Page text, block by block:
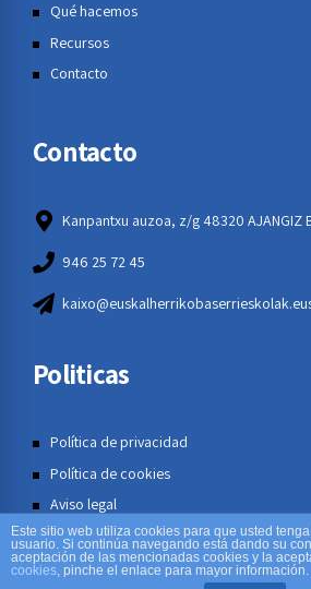
Qué hacemos
Recursos
Contacto
Contacto
Kanpantxu auzoa, z/g 48320 AJANGIZ
946 25 72 45
Politicas
Política de privacidad
Política de cookies
Aviso legal
Este sitio web utiliza cookies para que usted
usuario. Si continúa navegando está dando su
aceptación de las mencionadas cookies y la
cookies, pinche el enlace para mayor información.